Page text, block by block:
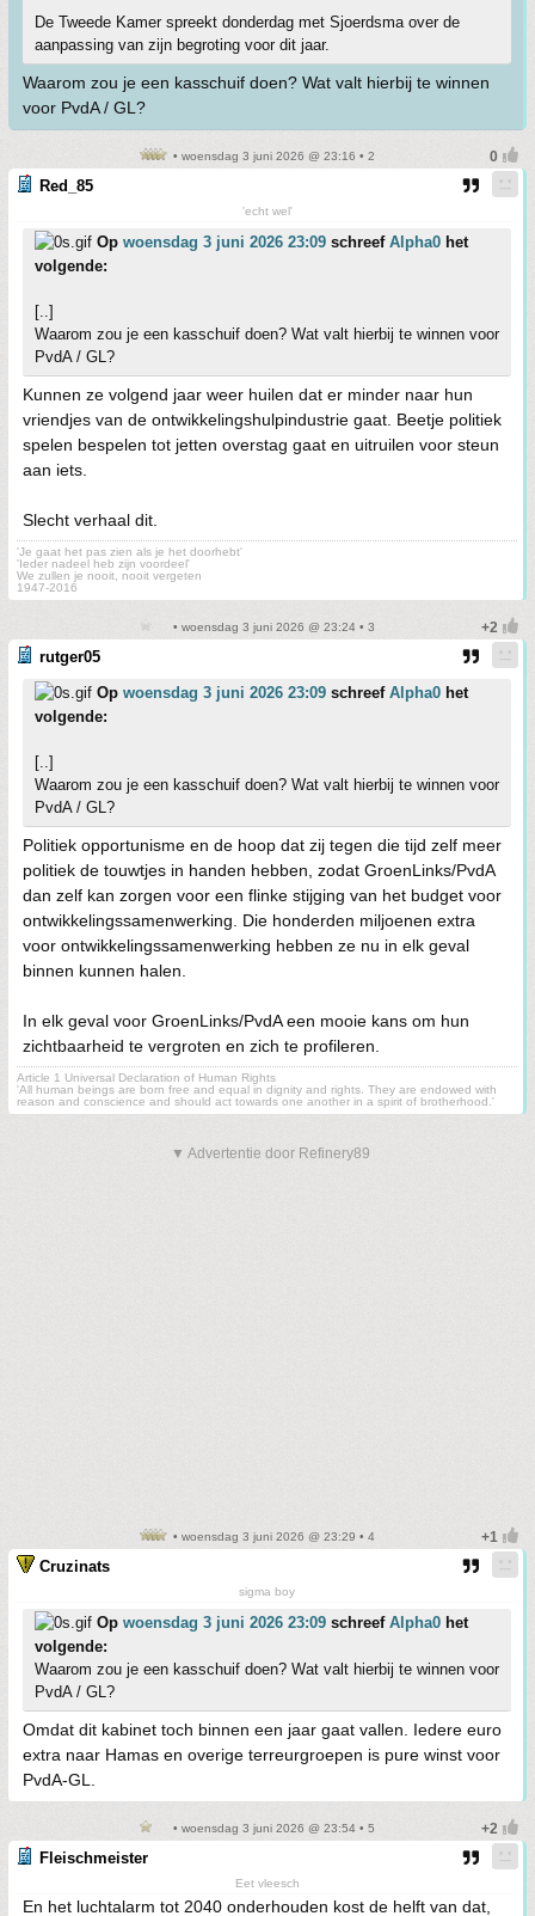
De Tweede Kamer spreekt donderdag met Sjoerdsma over de
aanpassing van zijn begroting voor dit jaar.
Waarom zou je een kasschuif doen? Wat valt hierbij te winnen
voor PvdA / GL?
• woensdag 3 juni 2026 @ 23:16 • 2
Red_85
'echt wel'
Op woensdag 3 juni 2026 23:09 schreef Alpha0 het
volgende:
[..]
Waarom zou je een kasschuif doen? Wat valt hierbij te winnen voor
PvdA / GL?
Kunnen ze volgend jaar weer huilen dat er minder naar hun
vriendjes van de ontwikkelingshulpindustrie gaat. Beetje politiek
spelen bespelen tot jetten overstag gaat en uitruilen voor steun
aan iets.
Slecht verhaal dit.
'Je gaat het pas zien als je het doorhebt'
'Ieder nadeel heb zijn voordeel'
We zullen je nooit, nooit vergeten
1947-2016
• woensdag 3 juni 2026 @ 23:24 • 3
rutger05
Op woensdag 3 juni 2026 23:09 schreef Alpha0 het
volgende:
[..]
Waarom zou je een kasschuif doen? Wat valt hierbij te winnen voor
PvdA / GL?
Politiek opportunisme en de hoop dat zij tegen die tijd zelf meer
politiek de touwtjes in handen hebben, zodat GroenLinks/PvdA
dan zelf kan zorgen voor een flinke stijging van het budget voor
ontwikkelingssamenwerking. Die honderden miljoenen extra
voor ontwikkelingssamenwerking hebben ze nu in elk geval
binnen kunnen halen.
In elk geval voor GroenLinks/PvdA een mooie kans om hun
zichtbaarheid te vergroten en zich te profileren.
Article 1 Universal Declaration of Human Rights
'All human beings are born free and equal in dignity and rights. They are endowed with
reason and conscience and should act towards one another in a spirit of brotherhood.'
▼ Advertentie door Refinery89
• woensdag 3 juni 2026 @ 23:29 • 4
Cruzinats
sigma boy
Op woensdag 3 juni 2026 23:09 schreef Alpha0 het
volgende:
Waarom zou je een kasschuif doen? Wat valt hierbij te winnen voor
PvdA / GL?
Omdat dit kabinet toch binnen een jaar gaat vallen. Iedere euro
extra naar Hamas en overige terreurgroepen is pure winst voor
PvdA-GL.
• woensdag 3 juni 2026 @ 23:54 • 5
Fleischmeister
Eet vleesch
En het luchtalarm tot 2040 onderhouden kost de helft van dat,